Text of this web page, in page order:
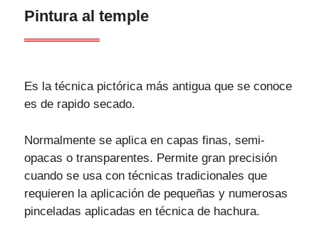
Pintura al temple
Es la técnica pictórica más antigua que se conoce
es de rapido secado.
Normalmente se aplica en capas finas, semi-
opacas o transparentes. Permite gran precisión
cuando se usa con técnicas tradicionales que
requieren la aplicación de pequeñas y numerosas
pinceladas aplicadas en técnica de hachura.